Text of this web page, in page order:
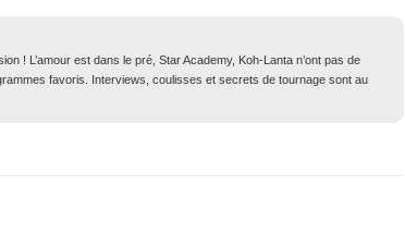
! L’amour est dans le pré, Star Academy, Koh-Lanta n’ont pas de
favoris. Interviews, coulisses et secrets de tournage sont au